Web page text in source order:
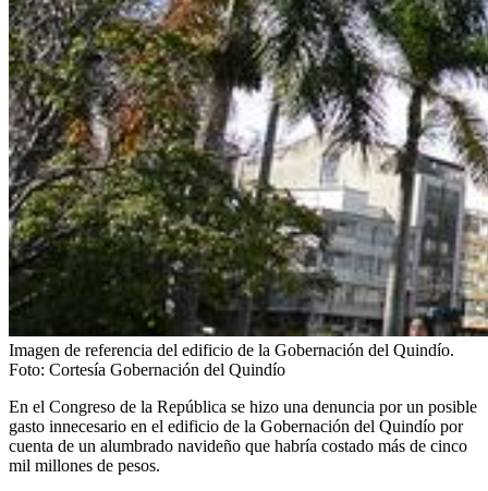
Imagen de referencia del edificio de la Gobernación del Quindío.
Foto: Cortesía Gobernación del Quindío
En el Congreso de la República se hizo una denuncia por un posible
gasto innecesario en el edificio de la Gobernación del Quindío por
cuenta de un alumbrado navideño que habría costado más de cinco
mil millones de pesos.